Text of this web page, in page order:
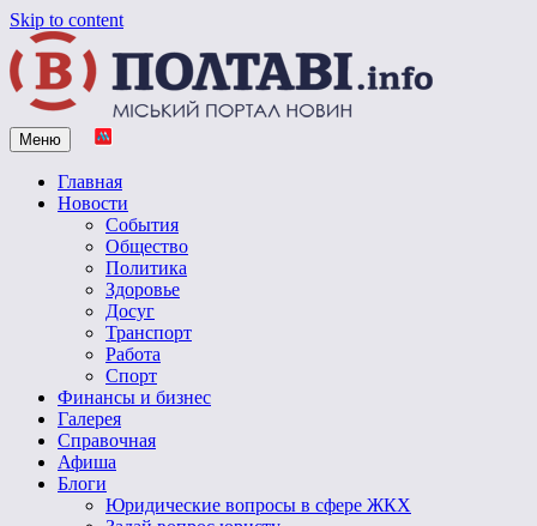
Skip to content
Vpoltave.info
Полтавский портал новостей
Меню
Главная
Новости
События
Общество
Политика
Здоровье
Досуг
Транспорт
Работа
Спорт
Финансы и бизнес
Галерея
Справочная
Афиша
Блоги
Юридические вопросы в сфере ЖКХ